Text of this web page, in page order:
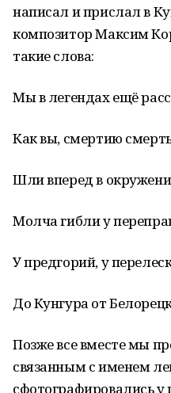
написал и прислал в
композитор Максим
такие слова:
Мы в легендах ещё
Как вы, смертию
Шли вперед в
Молча гибли у
У предгорий, у
До Кунгура от
Позже все вместе мы
связанным с именем
сфотографировались